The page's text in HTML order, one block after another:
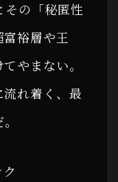
その「秘匿性
裕層や王
やまない。
れ着く、最